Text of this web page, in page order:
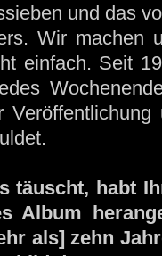
und das
Wir machen
einfach. Seit
täuscht, habt
Album
als] zehn